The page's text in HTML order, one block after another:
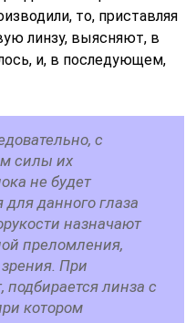
то, приставляя
линзу, выясняют, в
и, в последующем,
с
силы их
не будет
данного глаза
назначают
преломления,
При
подбирается линза с
котором